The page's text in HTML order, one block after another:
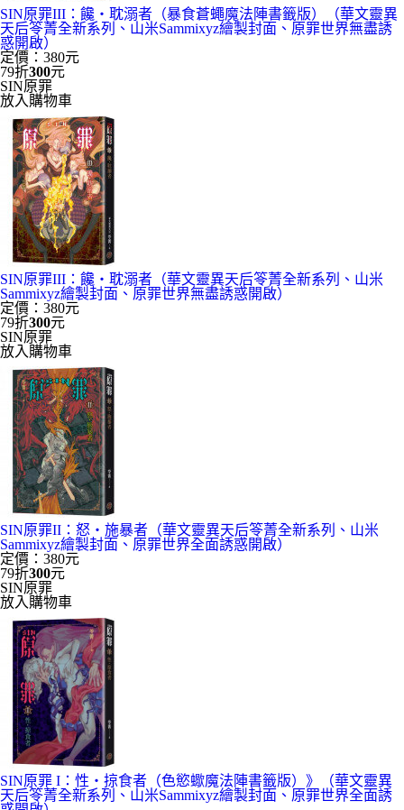
SIN原罪III：饞‧耽溺者（暴食蒼蠅魔法陣書籤版）（華文靈異
天后笭菁全新系列、山米Sammixyz繪製封面、原罪世界無盡誘
惑開啟）
定價：380元
79折300元
SIN原罪
放入購物車
SIN原罪III：饞‧耽溺者（華文靈異天后笭菁全新系列、山米
Sammixyz繪製封面、原罪世界無盡誘惑開啟）
定價：380元
79折300元
SIN原罪
放入購物車
SIN原罪II：怒‧施暴者（華文靈異天后笭菁全新系列、山米
Sammixyz繪製封面、原罪世界全面誘惑開啟）
定價：380元
79折300元
SIN原罪
放入購物車
SIN原罪 I：性‧掠食者（色慾蠍魔法陣書籤版）》（華文靈異
天后笭菁全新系列、山米Sammixyz繪製封面、原罪世界全面誘